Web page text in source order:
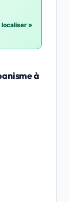
localiser »
à